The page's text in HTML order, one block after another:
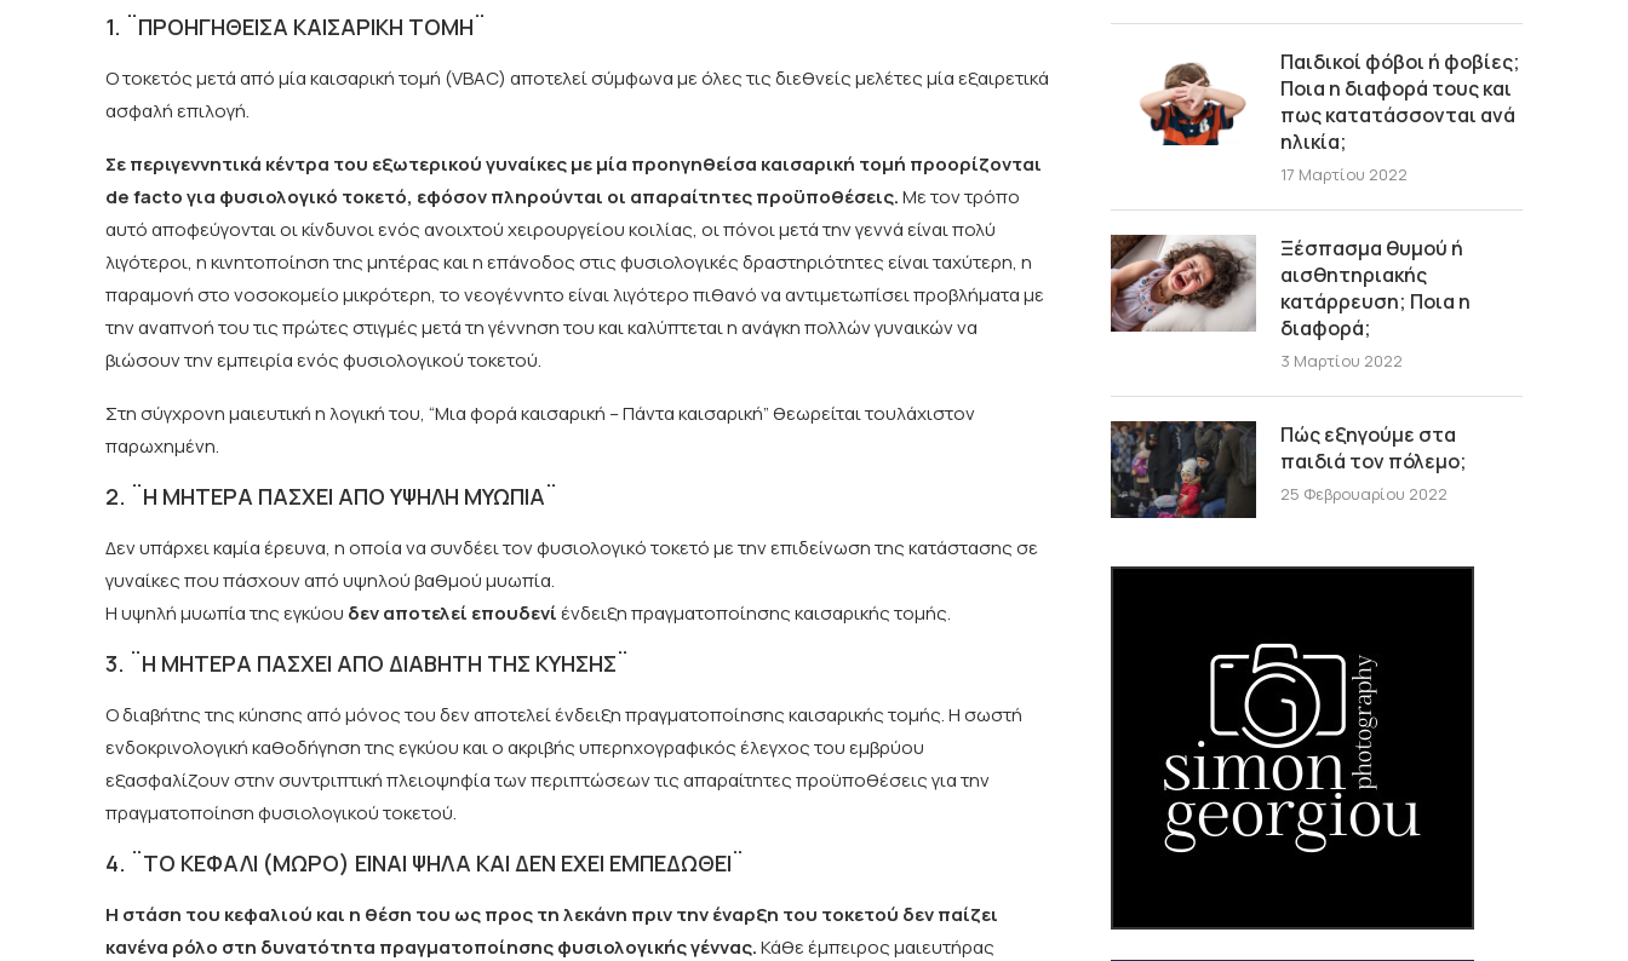
1. ¨ΠΡΟΗΓΗΘΕΙΣΑ ΚΑΙΣΑΡΙΚΗ ΤΟΜΗ¨
Ο τοκετός μετά από μία καισαρική τομή (VBAC) αποτελεί σύμφωνα με όλες τις διεθνείς μελέτες μία εξαιρετικά
ασφαλή επιλογή.
Σε περιγεννητικά κέντρα του εξωτερικού γυναίκες με μία προηγηθείσα καισαρική τομή προορίζονται
de facto για φυσιολογικό τοκετό, εφόσον πληρούνται οι απαραίτητες προϋποθέσεις.Με τον τρόπο
αυτό αποφεύγονται οι κίνδυνοι ενός ανοιχτού χειρουργείου κοιλίας, οι πόνοι μετά την γεννά είναι πολύ
λιγότεροι, η κινητοποίηση της μητέρας και η επάνοδος στις φυσιολογικές δραστηριότητες είναι ταχύτερη, η
παραμονή στο νοσοκομείο μικρότερη, το νεογέννητο είναι λιγότερο πιθανό να αντιμετωπίσει προβλήματα με
την αναπνοή του τις πρώτες στιγμές μετά τη γέννηση του και καλύπτεται η ανάγκη πολλών γυναικών να
βιώσουν την εμπειρία ενός φυσιολογικού τοκετού.
Στη σύγχρονη μαιευτική η λογική του‚ “Μια φορά καισαρική – Πάντα καισαρική” θεωρείται τουλάχιστον
παρωχημένη.
2. ¨Η ΜΗΤΕΡΑ ΠΑΣΧΕΙ ΑΠΟ ΥΨΗΛΗ ΜΥΩΠΙΑ¨
Δεν υπάρχει καμία έρευνα, η οποία να συνδέει τον φυσιολογικό τοκετό με την επιδείνωση της κατάστασης σε
γυναίκες που πάσχουν από υψηλού βαθμού μυωπία.
Η υψηλή μυωπία της εγκύου δεν αποτελεί επουδενίένδειξη πραγματοποίησης καισαρικής τομής.
3. ¨Η ΜΗΤΕΡΑ ΠΑΣΧΕΙ ΑΠΟ ΔΙΑΒΗΤΗ ΤΗΣ ΚΥΗΣΗΣ¨
Ο διαβήτης της κύησης από μόνος του δεν αποτελεί ένδειξη πραγματοποίησης καισαρικής τομής. Η σωστή
ενδοκρινολογική καθοδήγηση της εγκύου και ο ακριβής υπερηχογραφικός έλεγχος του εμβρύου
εξασφαλίζουν στην συντριπτική πλειοψηφία των περιπτώσεων τις απαραίτητες προϋποθέσεις για την
πραγματοποίηση φυσιολογικού τοκετού.
4. ¨ΤΟ ΚΕΦΑΛΙ (ΜΩΡΟ) ΕΙΝΑΙ ΨΗΛΑ ΚΑΙ ΔΕΝ ΕΧΕΙ ΕΜΠΕΔΩΘΕΙ¨
Η στάση του κεφαλιού και η θέση του ως προς τη λεκάνη πριν την έναρξη του τοκετού δεν παίζει
κανένα ρόλο στη δυνατότητα πραγματοποίησης φυσιολογικής γέννας.Κάθε έμπειρος μαιευτήρας
Παιδικοί φόβοι ή φοβίες;
Ποια η διαφορά τους και
πως κατατάσσονται ανά
ηλικία;
17 Μαρτίου 2022
Ξέσπασμα θυμού ή
αισθητηριακής
κατάρρευση; Ποια η
διαφορά;
3 Μαρτίου 2022
Πώς εξηγούμε στα
παιδιά τον πόλεμο;
25 Φεβρουαρίου 2022